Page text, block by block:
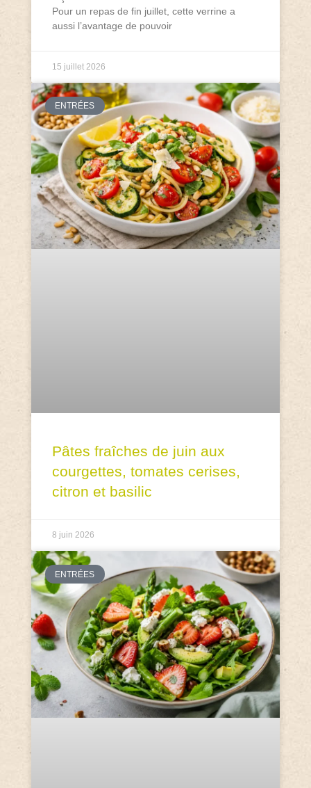
Pour un repas de fin juillet, cette verrine a
aussi l’avantage de pouvoir
15 juillet 2026
ENTRÉES
Pâtes fraîches de juin aux
courgettes, tomates cerises,
citron et basilic
8 juin 2026
ENTRÉES